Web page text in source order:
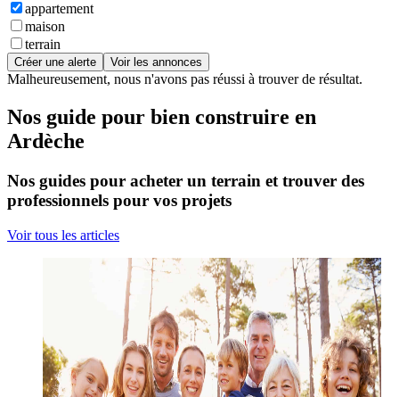
appartement
maison
terrain
Créer une alerte Voir les annonces
Malheureusement, nous n'avons pas réussi à trouver de résultat.
Nos guide pour bien construire en
Ardèche
Nos guides pour acheter un terrain et trouver des
professionnels pour vos projets
Voir tous les articles